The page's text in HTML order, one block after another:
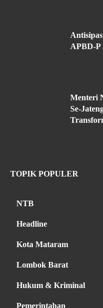
APBD-P
Menteri
Se-
TOPIK POPULER
NTB
Headline
Kota Mataram
Lombok Barat
Hukum & Kriminal
Pemerintahan